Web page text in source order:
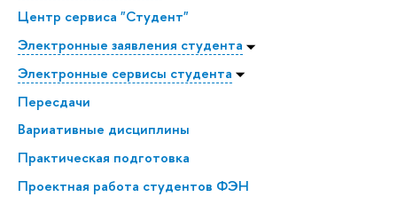
Центр сервиса "Студент"
Электронные заявления студента
Электронные сервисы студента
Пересдачи
Вариативные дисциплины
Практическая подготовка
Проектная работа студентов ФЭН